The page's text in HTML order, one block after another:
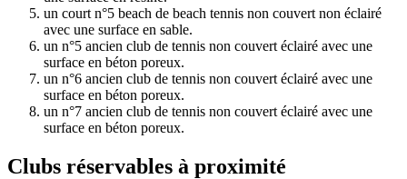
un court n°5 beach de beach tennis non couvert non éclairé
avec une surface en sable.
un n°5 ancien club de tennis non couvert éclairé avec une
surface en béton poreux.
un n°6 ancien club de tennis non couvert éclairé avec une
surface en béton poreux.
un n°7 ancien club de tennis non couvert éclairé avec une
surface en béton poreux.
Clubs réservables à proximité